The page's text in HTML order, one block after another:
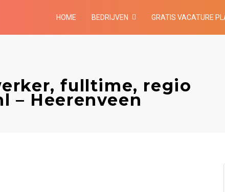
HOME BEDRIJVEN GRATIS VACATURE
fulltime, regio
– Heerenveen